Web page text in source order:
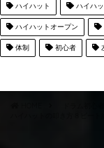
ハイハット ハイハ
ハイハットオープン
体制 初心者
ハイハットの叩き方８ビー